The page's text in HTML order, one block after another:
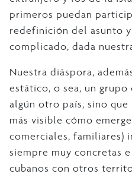
primeros puedan
redefinición del asunto
complicado, dada
Nuestra diáspora,
estático, o sea, un grupo
algún otro país; sino que
más visible cómo
comerciales, familiares)
siempre muy concretas
cubanos con otros